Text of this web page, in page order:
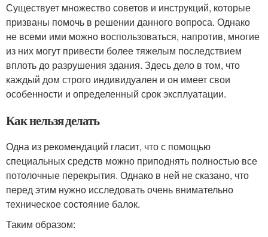
Существует множество советов и инструкций, которые
призваны помочь в решении данного вопроса. Однако
не всеми ими можно воспользоваться, напротив, многие
из них могут привести более тяжелым последствием
вплоть до разрушения здания. Здесь дело в том, что
каждый дом строго индивидуален и он имеет свои
особенности и определенный срок эксплуатации.
Как нельзя делать
Одна из рекомендаций гласит, что с помощью
специальных средств можно приподнять полностью все
потолочные перекрытия. Однако в ней не сказано, что
перед этим нужно исследовать очень внимательно
техническое состояние балок.
Таким образом: